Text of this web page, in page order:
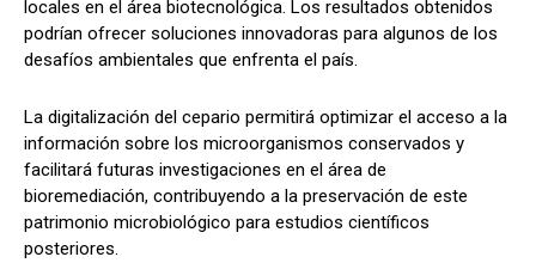
locales en el área biotecnológica. Los resultados obtenidos
podrían ofrecer soluciones innovadoras para algunos de los
desafíos ambientales que enfrenta el país.
La digitalización del cepario permitirá optimizar el acceso a la
información sobre los microorganismos conservados y
facilitará futuras investigaciones en el área de
bioremediación, contribuyendo a la preservación de este
patrimonio microbiológico para estudios científicos
posteriores.